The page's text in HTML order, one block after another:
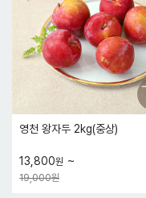
영천 왕자두 2kg(중상)
13,800원 ~
19,000원